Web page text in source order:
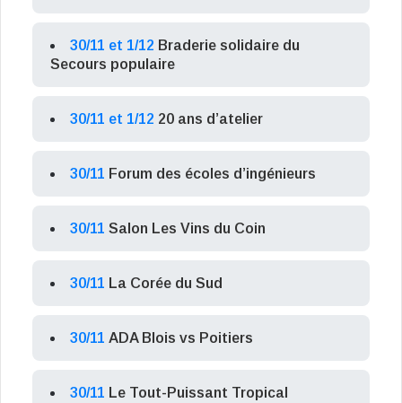
30/11 et 1/12 Braderie solidaire du
Secours populaire
30/11 et 1/12 20 ans d’atelier
30/11 Forum des écoles d’ingénieurs
30/11 Salon Les Vins du Coin
30/11 La Corée du Sud
30/11 ADA Blois vs Poitiers
30/11 Le Tout-Puissant Tropical